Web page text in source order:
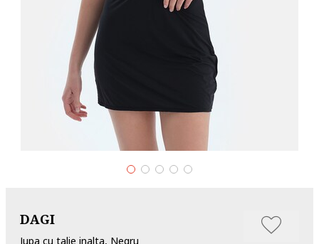
DAGI
Jupa cu talie inalta, Negru